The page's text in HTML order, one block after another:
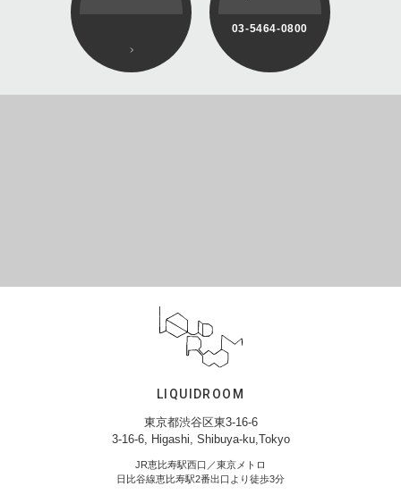
03-5464-0800
LIQUIDROOM
東京都渋谷区東3-16-6
3-16-6, Higashi, Shibuya-ku,Tokyo
JR恵比寿駅西口／東京メトロ
日比谷線恵比寿駅2番出口より徒歩3分